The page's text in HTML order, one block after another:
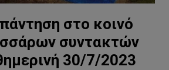
στο κοινό
συντακτών
30/7/2023